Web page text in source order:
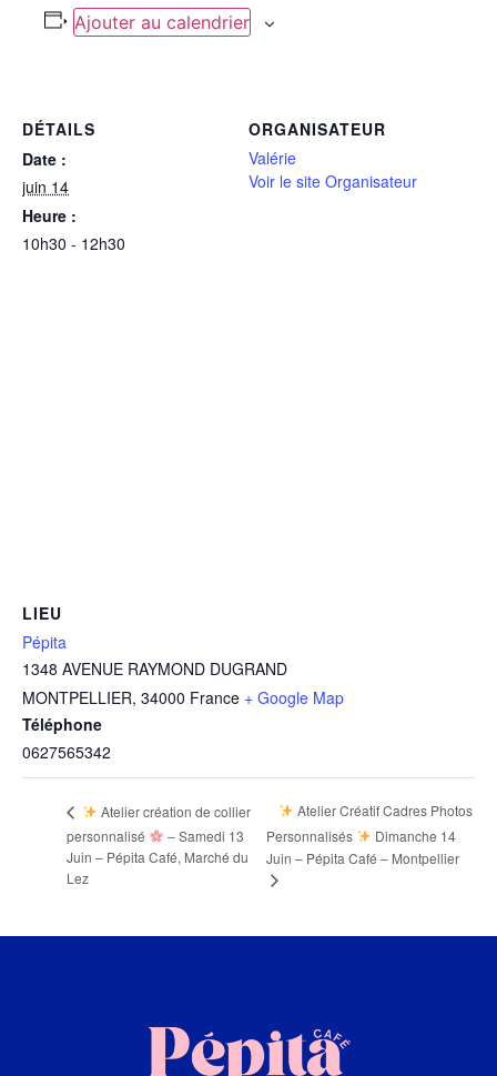
Ajouter au calendrier
DÉTAILS
Date :
juin 14
Heure :
10h30 - 12h30
ORGANISATEUR
Valérie
Voir le site Organisateur
LIEU
Pépita
1348 AVENUE RAYMOND DUGRAND
MONTPELLIER, 34000 France + Google Map
Téléphone
0627565342
Atelier création de collier
personnalisé
– Samedi 13
Juin – Pépita Café, Marché du
Lez
Atelier Créatif Cadres Photos
Personnalisés
Dimanche 14
Juin – Pépita Café – Montpellier